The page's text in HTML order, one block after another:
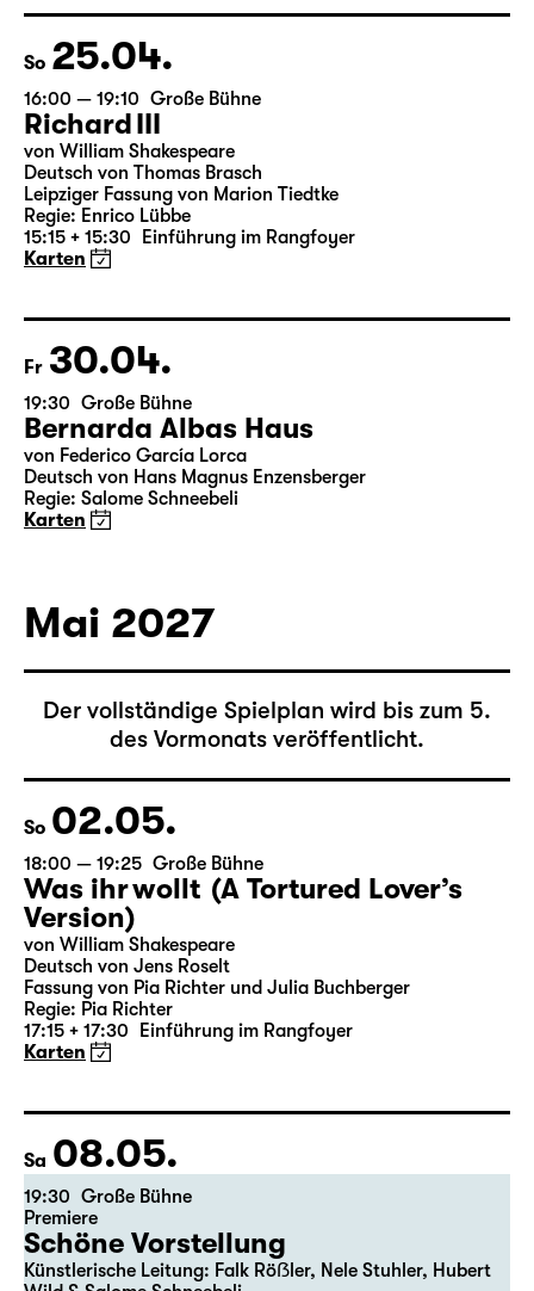
18:45 + 19:00 Einführung im Rangfoyer
Karten
So 25.04.
16:00 — 19:10 Große Bühne
Richard III
von William Shakespeare
Deutsch von Thomas Brasch
15:15 + 15:30 Einführung im Rangfoyer
Karten
Fr 30.04.
19:30 Große Bühne
Bernarda Albas Haus
Karten
Mai 2027
Der vollständige Spielplan wird bis zum 5.
des Vormonats veröffentlicht.
So 02.05.
18:00 — 19:25 Große Bühne
Was ihr wollt (A Tortured Lover’s
Version)
von William Shakespeare
Deutsch von Jens Roselt
17:15 + 17:30 Einführung im Rangfoyer
Karten
Sa 08.05.